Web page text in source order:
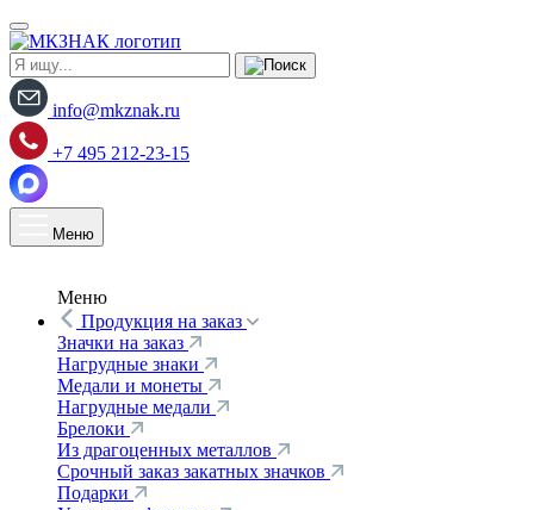
info@mkznak.ru
+7 495 212-23-15
Меню
Меню
Продукция на заказ
Значки на заказ
Нагрудные знаки
Медали и монеты
Нагрудные медали
Брелоки
Из драгоценных металлов
Срочный заказ закатных значков
Подарки